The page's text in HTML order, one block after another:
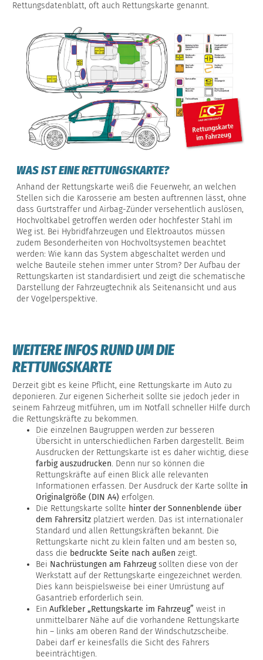
Rettungsdatenblatt, oft auch Rettungskarte genannt.
WAS IST EINE RETTUNGSKARTE?
Anhand der Rettungskarte weiß die Feuerwehr, an welchen
Stellen sich die Karosserie am besten auftrennen lässt, ohne
dass Gurtstraffer und Airbag-Zünder versehentlich auslösen,
Hochvoltkabel getroffen werden oder hochfester Stahl im
Weg ist. Bei Hybridfahrzeugen und Elektroautos müssen
zudem Besonderheiten von Hochvoltsystemen beachtet
werden: Wie kann das System abgeschaltet werden und
welche Bauteile stehen immer unter Strom? Der Aufbau der
Rettungskarten ist standardisiert und zeigt die schematische
Darstellung der Fahrzeugtechnik als Seitenansicht und aus
der Vogelperspektive.
WEITERE INFOS RUND UM DIE
RETTUNGSKARTE
Derzeit gibt es keine Pflicht, eine Rettungskarte im Auto zu
deponieren. Zur eigenen Sicherheit sollte sie jedoch jeder in
seinem Fahrzeug mitführen, um im Notfall schneller Hilfe durch
die Rettungskräfte zu bekommen.
Die einzelnen Baugruppen werden zur besseren
Übersicht in unterschiedlichen Farben dargestellt. Beim
Ausdrucken der Rettungskarte ist es daher wichtig, diese
farbig auszudrucken. Denn nur so können die
Rettungskräfte auf einen Blick alle relevanten
Informationen erfassen. Der Ausdruck der Karte sollte in
Originalgröße (DIN A4) erfolgen.
Die Rettungskarte sollte hinter der Sonnenblende über
dem Fahrersitz platziert werden. Das ist internationaler
Standard und allen Rettungskräften bekannt. Die
Rettungskarte nicht zu klein falten und am besten so,
dass die bedruckte Seite nach außen zeigt.
Bei Nachrüstungen am Fahrzeugsollten diese von der
Werkstatt auf der Rettungskarte eingezeichnet werden.
Dies kann beispielsweise bei einer Umrüstung auf
Gasantrieb erforderlich sein.
Ein Aufkleber „Rettungskarte im Fahrzeug” weist in
unmittelbarer Nähe auf die vorhandene Rettungskarte
hin – links am oberen Rand der Windschutzscheibe.
Dabei darf er keinesfalls die Sicht des Fahrers
beeinträchtigen.